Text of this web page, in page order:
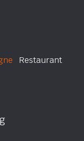
Restaurant